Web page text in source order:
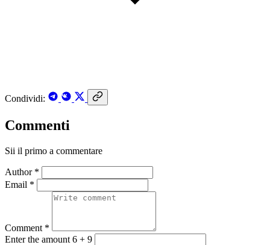
Condividi:
Commenti
Sii il primo a commentare
Author *
Email *
Comment *
Enter the amount 6 + 9